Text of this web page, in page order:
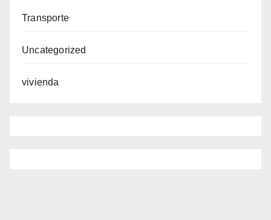
Transporte
Uncategorized
vivienda